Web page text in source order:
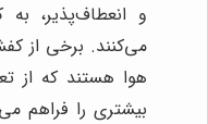
و انعطاف‌پذیر،
می‌کنند. برخی از
هوا هستند که از
بیشتری را فراهم